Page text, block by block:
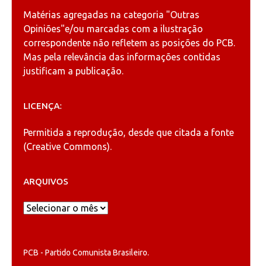
Matérias agregadas na categoria "Outras
Opiniões"e/ou marcadas com a ilustração
correspondente não refletem as posições do PCB.
Mas pela relevância das informações contidas
justificam a publicação.
LICENÇA:
Permitida a reprodução, desde que citada a fonte
(Creative Commons).
ARQUIVOS
Arquivos
PCB - Partido Comunista Brasileiro.